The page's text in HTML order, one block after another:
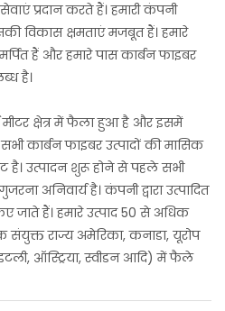
प्रदान करते हैं। हमारी कंपनी
विकास क्षमताएं मजबूत हैं। हमारे
हैं और हमारे पास कार्बन फाइबर
है।
मीटर क्षेत्र में फैला हुआ है और इसमें
कार्बन फाइबर उत्पादों की मासिक
है। उत्पादन शुरू होने से पहले सभी
अनिवार्य है। कंपनी द्वारा उत्पादित
जाते हैं। हमारे उत्पाद 50 से अधिक
संयुक्त राज्य अमेरिका, कनाडा, यूरोप
इटली, ऑस्ट्रिया, स्वीडन आदि) में फैले